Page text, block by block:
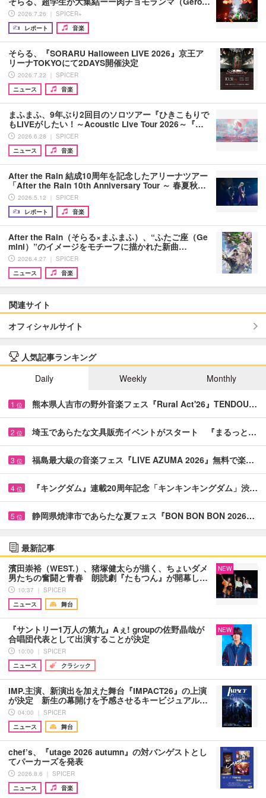
2026.7.26 ｜ SPICER+
レポート
音楽
そらる、『SORARU Halloween LIVE 2026』京王ア
リーナTOKYOにて2DAYS開催決定
2026.7.22 ｜ SPICER
ニュース
音楽
まふまふ、9年ぶり2回目のソロツアー『ひきこもりで
もLIVEがしたい！～Acoustic Live Tour 2026～『…
2026.6.28 ｜ SPICER
ニュース
音楽
After the Rain 結成10周年を記念したアリーナツアー
「After the Rain 10th Anniversary Tour ～ 春夏秋…
2026.5.12 ｜ SPICER
レポート
音楽
After the Rain（そらる×まふまふ）、“ふたご座（Ge
mini）”のイメージをモチーフに描かれた新曲…
2026.4.27 ｜ SPICER
ニュース
音楽
関連サイト
オフィシャルサイト
人気記事ランキング
Daily
Weekly Monthly
1 位 熊本県人吉市の野外音楽フェス『Rural Act'26』TENDOU…
2 位 埼玉であらたな文具販売イベントがスタート 『まるっと…
3 位 福島最大級の音楽フェス『LIVE AZUMA 2026』無料で楽…
4 位 『キングダム』連載20周年記念「キンキンキングダム」渋…
5 位 静岡県焼津市であらたな夏フェス『BON BON BON 2026…
最新記事
濱田崇裕（WEST.）、猪塚健太らが描く、ちょいダメ
男たちの奮闘と青春 朗読劇『たもつん』が開幕し…
10:37 ｜ SPICER
ニュース
舞台
NEW
『サントリー1万人の第九』Aぇ! groupの佐野晶哉が
合唱団代表として出演することが決定
10:00 ｜ SPICER
ニュース
クラシック
NEW
IMP.主演、新演出を加えた舞台『IMPACT26』の上演
が決定 新生の幕開けを予感させるキービジュアル…
04:00 ｜ SPICER
ニュース
舞台
chef’s、『utage 2026 autumn』の対バンゲストとし
てパーカーズを発表
2026.8.6 ｜ SPICER
ニュース
音楽